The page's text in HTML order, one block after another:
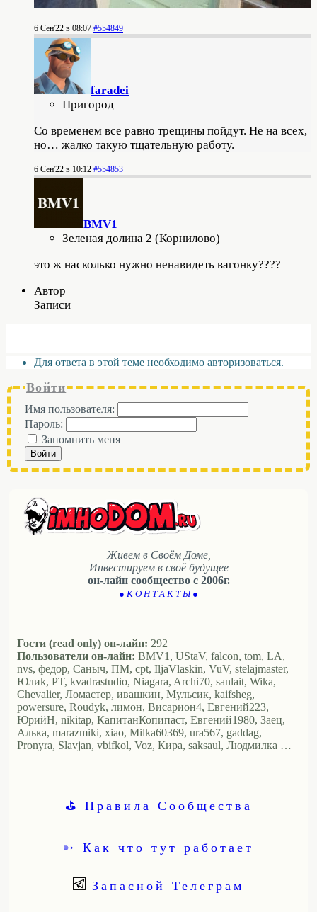
6 Сен'22 в 08:07 #554849
faradei
Пригород
Со временем все равно трещины пойдут. Не на всех,
но… жалко такую тщательную работу.
6 Сен'22 в 10:12 #554853
BMV1
Зеленая долина 2 (Корнилово)
это ж насколько нужно ненавидеть вагонку????
Автор
Записи
Для ответа в этой теме необходимо авторизоваться.
Войти
Имя пользователя:
Пароль:
Запомнить меня
Войти
Живем в Своём Доме,
Инвестируем в своё будущее
он-лайн сообщество с 2006г.
● К О Н Т А К Т Ы ●
Гости (read only) он-лайн: 292
Пользователи он-лайн: BMV1, UStaV, falcon, tom, LA,
nvs, федор, Саныч, ПМ, cpt, IljaVlaskin, VuV, stelajmaster,
Юлиk, PT, kvadrastudio, Niagara, Archi70, sanlait, Wika,
Chevalier, Ломастер, ивашкин, Мульсик, kaifsheg,
powersure, Roudyk, лимон, Висариoн4, Евгений223,
ЮрийН, nikitap, КапитанКопипаст, Евгений1980, Заец,
Алька, marazmiki, xiao, Milka60369, ura567, gaddag,
Pronyra, Slavjan, vbifkol, Voz, Кира, saksaul, Людмилка …
⛳ Правила Сообщества
➳ Как что тут работает
Запасной Телеграм